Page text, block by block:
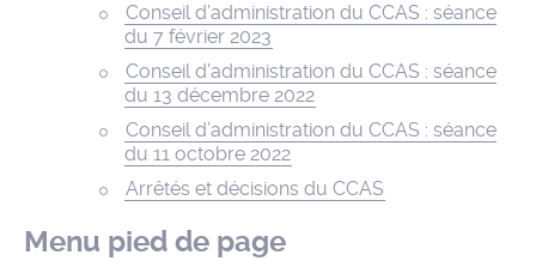
Conseil d’administration du CCAS : séance
du 7 février 2023
Conseil d’administration du CCAS : séance
du 13 décembre 2022
Conseil d’administration du CCAS : séance
du 11 octobre 2022
Arrêtés et décisions du CCAS
Menu pied de page